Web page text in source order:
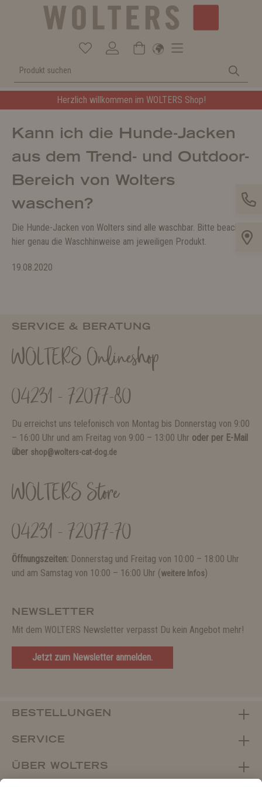
Herzlich willkommen im WOLTERS Shop!
Kann ich die Hunde-Jacken
aus dem Trend- und Outdoor-
Bereich von Wolters
waschen?
Die Hunde-Jacken von Wolters sind alle waschbar. Bitte beachte
hier genau die Waschhinweise am jeweiligen Produkt.
19.08.2020
SERVICE & BERATUNG
WOLTERS Onlineshop
04231 - 72077-80
Du erreichst uns telefonisch von Montag bis Donnerstag von 9:00
– 16:00 Uhr und am Freitag von 9:00 – 13:00 Uhr oder per E-Mail
über shop@wolters-cat-dog.de
WOLTERS Store
04231 - 72077-70
Öffnungszeiten: Donnerstag und Freitag von 10:00 – 18:00 Uhr
und am Samstag von 10:00 – 16:00 Uhr (weitere Infos)
NEWSLETTER
Mit dem WOLTERS Newsletter verpasst Du kein Angebot mehr!
Jetzt zum Newsletter anmelden.
BESTELLUNGEN
SERVICE
ÜBER WOLTERS